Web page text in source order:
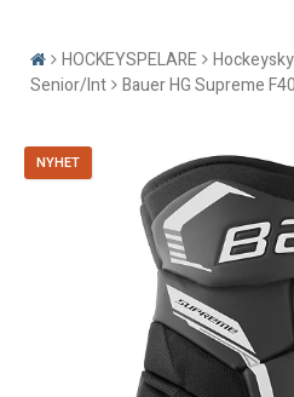
HOCKEYSPELARE
Senior/Int
Bauer HG Supreme
NYHET